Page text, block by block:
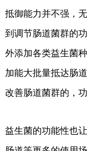
抵御能力并不强，
到调节肠道菌群的
外添加各类益生菌
加能大批量抵达肠
改善肠道菌群的，
益生菌的功能性也